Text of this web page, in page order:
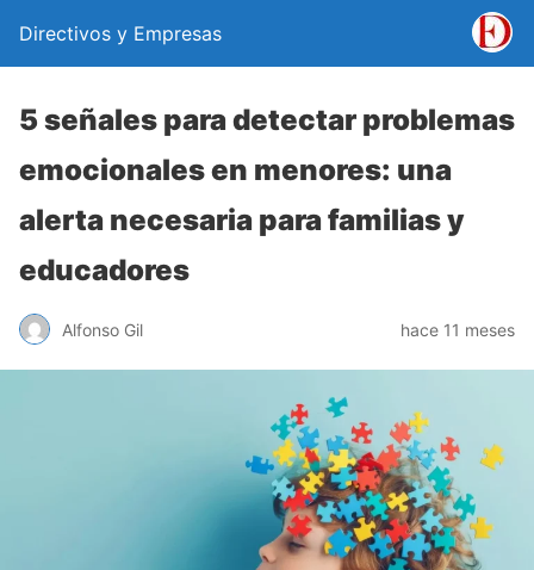
Directivos y Empresas
5 señales para detectar problemas
emocionales en menores: una
alerta necesaria para familias y
educadores
Alfonso Gil hace 11 meses